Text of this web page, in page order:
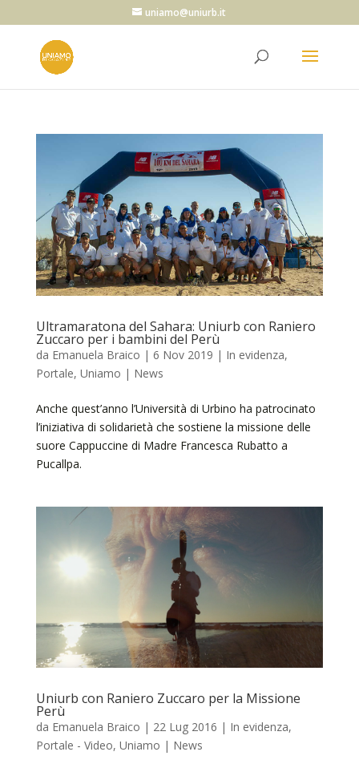
uniamo@uniurb.it
Ultramaratona del Sahara: Uniurb con Raniero
Zuccaro per i bambini del Perù
da Emanuela Braico | 6 Nov 2019 | In evidenza,
Portale, Uniamo | News
Anche quest’anno l’Università di Urbino ha patrocinato
l’iniziativa di solidarietà che sostiene la missione delle
suore Cappuccine di Madre Francesca Rubatto a
Pucallpa.
Uniurb con Raniero Zuccaro per la Missione
Perù
da Emanuela Braico | 22 Lug 2016 | In evidenza,
Portale - Video, Uniamo | News